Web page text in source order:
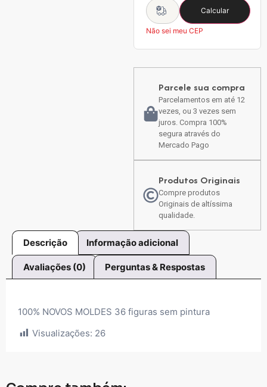
Calcular
Não sei meu CEP
Parcele sua compra
Parcelamentos em até 12
vezes, ou 3 vezes sem
juros. Compra 100%
segura através do
Mercado Pago
Produtos Originais
Compre produtos
Originais de altíssima
qualidade.
Descrição Informação adicional
Avaliações (0) Perguntas & Respostas
100% NOVOS MOLDES 36 figuras sem pintura
Visualizações: 26